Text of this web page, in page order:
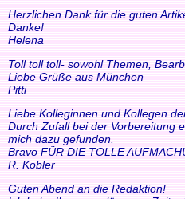
Herzlichen Dank für die guten
Danke!
Helena
Toll toll toll- sowohl Themen,
Liebe Grüße aus München
Pitti
Liebe Kolleginnen und Kollegen
Durch Zufall bei der Vorbereitung
mich dazu gefunden.
Bravo FÜR DIE TOLLE
R. Kobler
Guten Abend an die Redaktion!